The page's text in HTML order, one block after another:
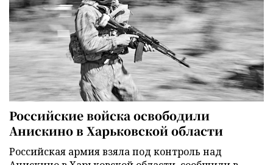
Российские войска освободили
Анискино в Харьковской области
Российская армия взяла под контроль над